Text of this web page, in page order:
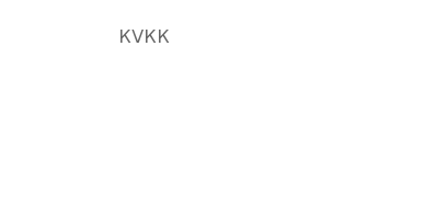
KVKK